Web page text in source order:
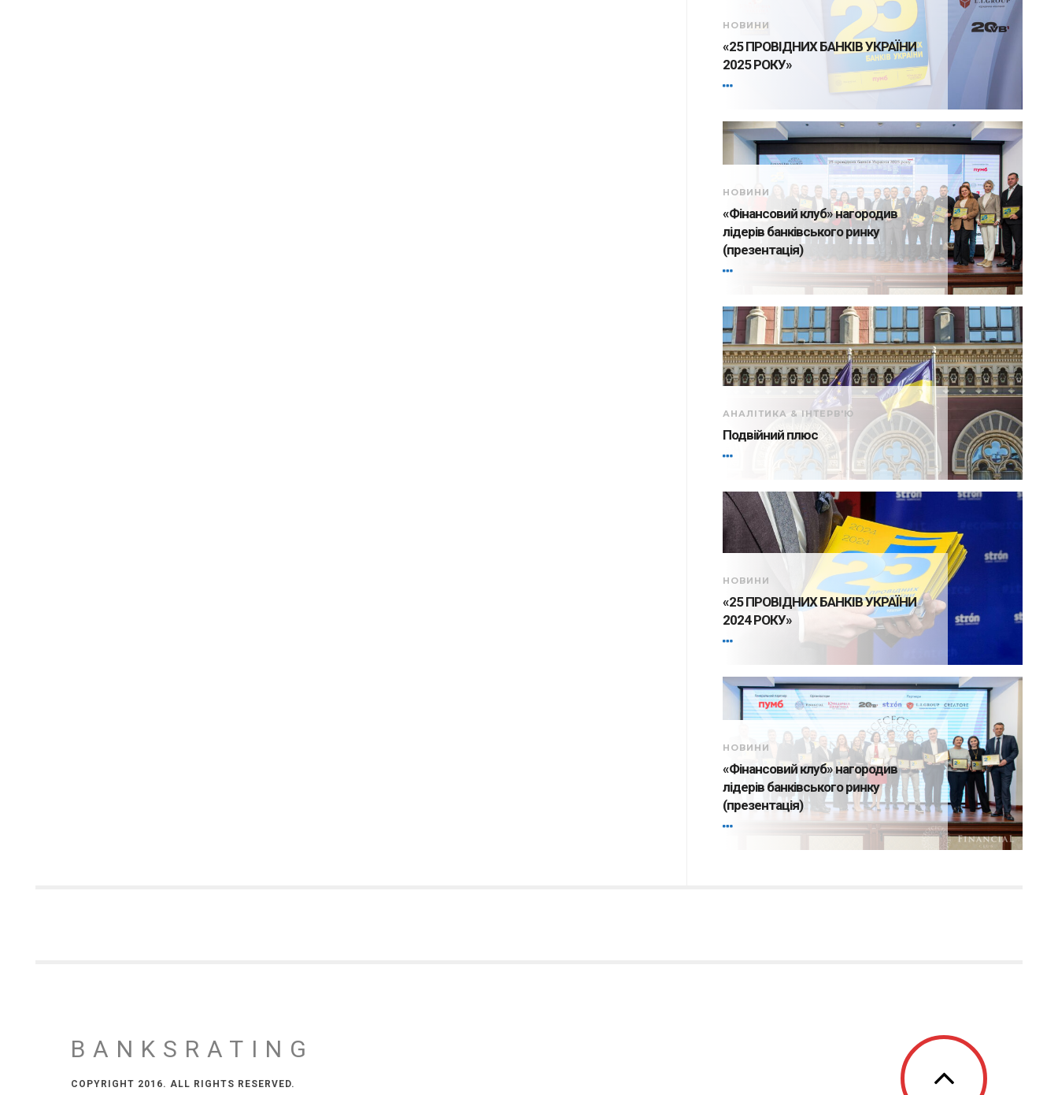
НОВИНИ
«25 ПРОВІДНИХ БАНКІВ УКРАЇНИ
2025 РОКУ»
НОВИНИ
«Фінансовий клуб» нагородив
лідерів банківського ринку
(презентація)
АНАЛІТИКА & ІНТЕРВ'Ю
Подвійний плюс
НОВИНИ
«25 ПРОВІДНИХ БАНКІВ УКРАЇНИ
2024 РОКУ»
НОВИНИ
«Фінансовий клуб» нагородив
лідерів банківського ринку
(презентація)
BANKSRATING
COPYRIGHT 2016. ALL RIGHTS RESERVED.